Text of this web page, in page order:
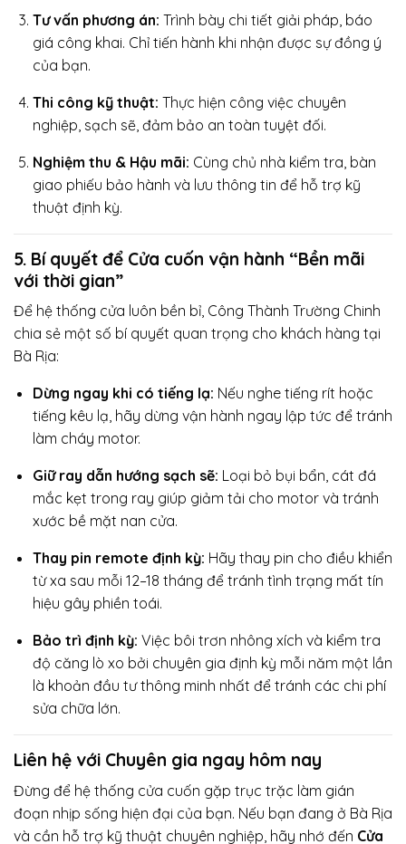
Tư vấn phương án: Trình bày chi tiết giải pháp, báo
giá công khai. Chỉ tiến hành khi nhận được sự đồng ý
của bạn.
Thi công kỹ thuật: Thực hiện công việc chuyên
nghiệp, sạch sẽ, đảm bảo an toàn tuyệt đối.
Nghiệm thu & Hậu mãi: Cùng chủ nhà kiểm tra, bàn
giao phiếu bảo hành và lưu thông tin để hỗ trợ kỹ
thuật định kỳ.
5. Bí quyết để Cửa cuốn vận hành “Bền mãi
với thời gian”
Để hệ thống cửa luôn bền bỉ, Công Thành Trường Chinh
chia sẻ một số bí quyết quan trọng cho khách hàng tại
Bà Rịa:
Dừng ngay khi có tiếng lạ: Nếu nghe tiếng rít hoặc
tiếng kêu lạ, hãy dừng vận hành ngay lập tức để tránh
làm cháy motor.
Giữ ray dẫn hướng sạch sẽ: Loại bỏ bụi bẩn, cát đá
mắc kẹt trong ray giúp giảm tải cho motor và tránh
xước bề mặt nan cửa.
Thay pin remote định kỳ: Hãy thay pin cho điều khiển
từ xa sau mỗi 12–18 tháng để tránh tình trạng mất tín
hiệu gây phiền toái.
Bảo trì định kỳ: Việc bôi trơn nhông xích và kiểm tra
độ căng lò xo bởi chuyên gia định kỳ mỗi năm một lần
là khoản đầu tư thông minh nhất để tránh các chi phí
sửa chữa lớn.
Liên hệ với Chuyên gia ngay hôm nay
Đừng để hệ thống cửa cuốn gặp trục trặc làm gián
đoạn nhịp sống hiện đại của bạn. Nếu bạn đang ở Bà Rịa
và cần hỗ trợ kỹ thuật chuyên nghiệp, hãy nhớ đến Cửa